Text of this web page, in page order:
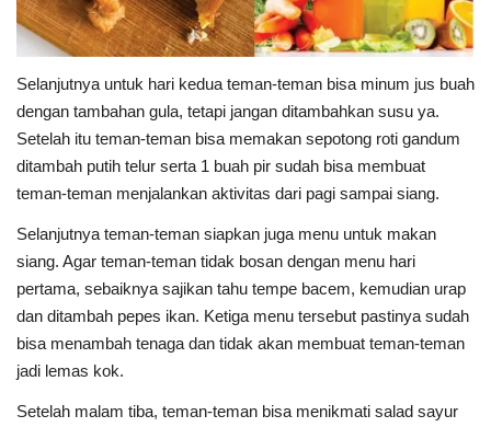
Selanjutnya untuk hari kedua teman-teman bisa minum jus buah
dengan tambahan gula, tetapi jangan ditambahkan susu ya.
Setelah itu teman-teman bisa memakan sepotong roti gandum
ditambah putih telur serta 1 buah pir sudah bisa membuat
teman-teman menjalankan aktivitas dari pagi sampai siang.
Selanjutnya teman-teman siapkan juga menu untuk makan
siang. Agar teman-teman tidak bosan dengan menu hari
pertama, sebaiknya sajikan tahu tempe bacem, kemudian urap
dan ditambah pepes ikan. Ketiga menu tersebut pastinya sudah
bisa menambah tenaga dan tidak akan membuat teman-teman
jadi lemas kok.
Setelah malam tiba, teman-teman bisa menikmati salad sayur